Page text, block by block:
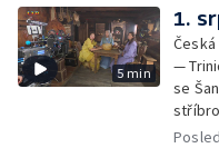
5 min
1.
—
se
stříbro